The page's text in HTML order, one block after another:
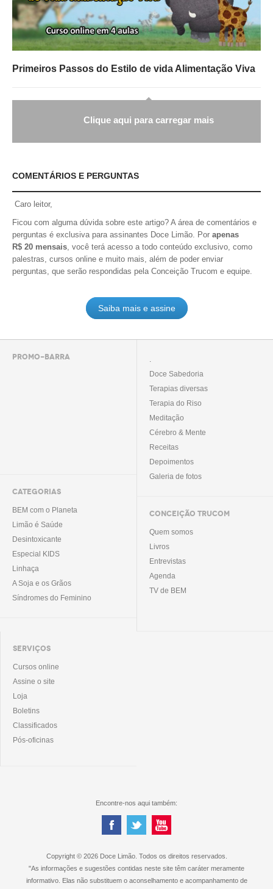
Primeiros Passos do Estilo de vida Alimentação Viva
Clique aqui para carregar mais
COMENTÁRIOS E PERGUNTAS
Caro leitor,
Ficou com alguma dúvida sobre este artigo? A área de comentários e
perguntas é exclusiva para assinantes Doce Limão. Por apenas
R$ 20 mensais, você terá acesso a todo conteúdo exclusivo, como
palestras, cursos online e muito mais, além de poder enviar
perguntas, que serão respondidas pela Conceição Trucom e equipe.
Saiba mais e assine
PROMO-BARRA
CATEGORIAS
BEM com o Planeta
Limão é Saúde
Desintoxicante
Especial KIDS
Linhaça
A Soja e os Grãos
Síndromes do Feminino
.
Doce Sabedoria
Terapias diversas
Terapia do Riso
Meditação
Cérebro & Mente
Receitas
Depoimentos
Galeria de fotos
CONCEIÇÃO TRUCOM
Quem somos
Livros
Entrevistas
Agenda
TV de BEM
SERVIÇOS
Cursos online
Assine o site
Loja
Boletins
Classificados
Pós-oficinas
Encontre-nos aqui também:
Copyright © 2026 Doce Limão. Todos os direitos reservados.
"As informações e sugestões contidas neste site têm caráter meramente
informativo. Elas não substituem o aconselhamento e acompanhamento de